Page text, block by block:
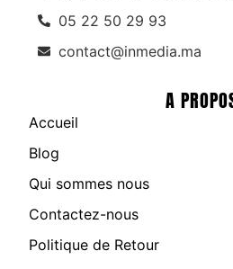
05 22 50 29 93
contact@inmedia.ma
A
Accueil
Blog
Qui sommes nous
Contactez-nous
Politique de Retour